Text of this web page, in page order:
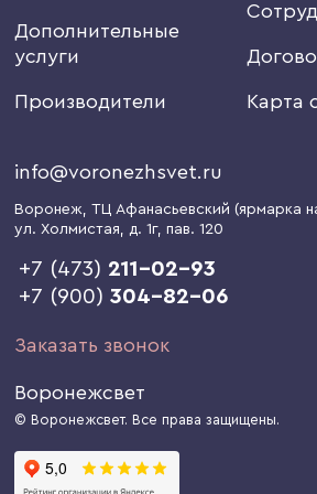
Дополнительные
услуги
Производители Карта
info@voronezhsvet.ru
Воронеж, ТЦ Афанасьевский (ярмарка
ул. Холмистая, д. 1г, пав. 120
+7 (473) 211-02-93
+7 (900)304-82-06
Заказать звонок
Воронежсвет
© Воронежсвет. Все права защищены.